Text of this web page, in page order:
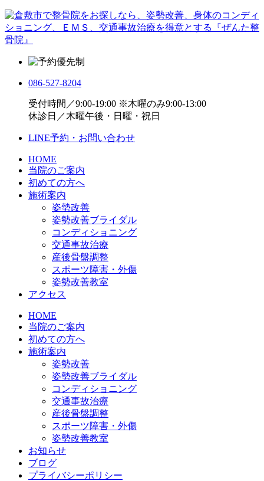
086-527-8204
受付時間／9:00-19:00 ※木曜のみ9:00-13:00
休診日／木曜午後・日曜・祝日
LINE予約・お問い合わせ
HOME
当院のご案内
初めての方へ
施術案内
姿勢改善
姿勢改善ブライダル
コンディショニング
交通事故治療
産後骨盤調整
スポーツ障害・外傷
姿勢改善教室
アクセス
HOME
当院のご案内
初めての方へ
施術案内
姿勢改善
姿勢改善ブライダル
コンディショニング
交通事故治療
産後骨盤調整
スポーツ障害・外傷
姿勢改善教室
お知らせ
ブログ
プライバシーポリシー